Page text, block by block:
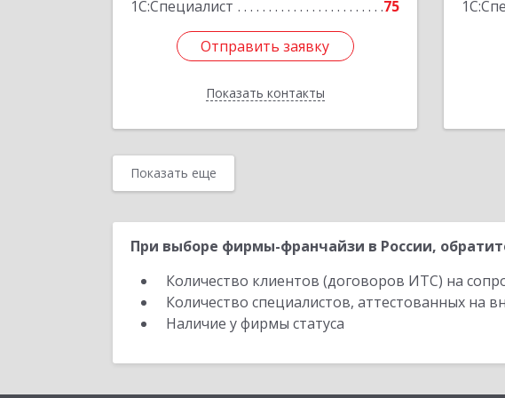
1С:Специалист
75
Отправить заявку
Показать контакты
Отправить заявку
Назад
Показать еще
При выборе фирмы-франчайзи в России,
Количество клиентов (договоров ИТС) на
Количество специалистов, аттестованных на
Наличие у фирмы статуса